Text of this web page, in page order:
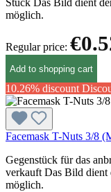
Stück Das Bild dient
möglich.
Regular price:
Add to shopping cart
10.26% discount
Facemask T-Nuts 3/8
Gegenstück für das
verkauft Das Bild dient
möglich.